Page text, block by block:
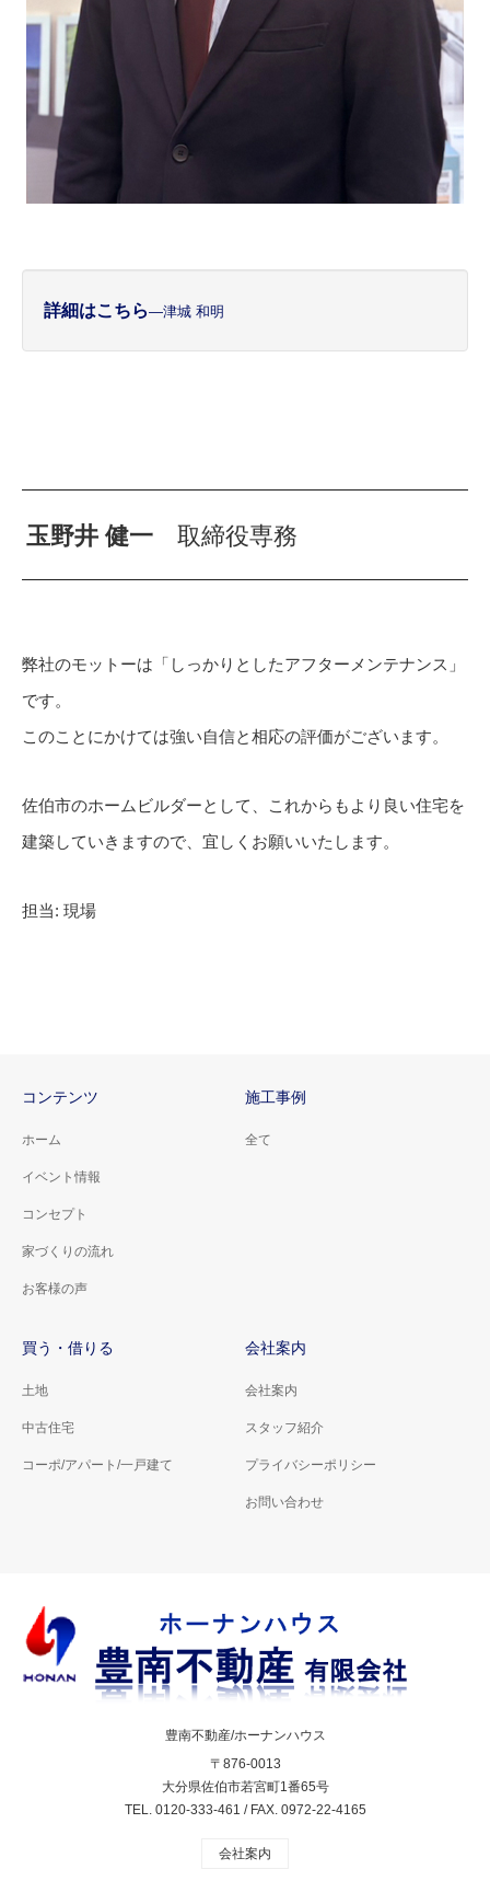
詳細はこちら―津城 和明
玉野井 健一取締役専務
弊社のモットーは「しっかりとしたアフターメンテナンス」
です。
このことにかけては強い自信と相応の評価がございます。
佐伯市のホームビルダーとして、これからもより良い住宅を
建築していきますので、宜しくお願いいたします。
担当: 現場
コンテンツ
ホーム
イベント情報
コンセプト
家づくりの流れ
お客様の声
施工事例
全て
買う・借りる
土地
中古住宅
コーポ/アパート/一戸建て
会社案内
会社案内
スタッフ紹介
プライバシーポリシー
お問い合わせ
豊南不動産/ホーナンハウス
〒876-0013
大分県佐伯市若宮町1番65号
TEL. 0120-333-461 / FAX. 0972-22-4165
会社案内